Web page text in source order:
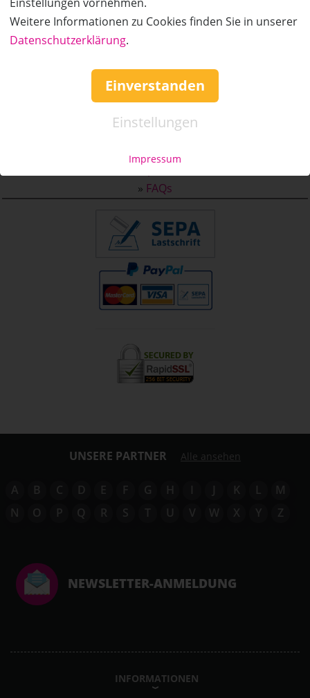
Weitere Informationen zu Cookies finden Sie in unserer
Datenschutzerklärung.
Einverstanden
Einstellungen
Impressum
werden dann automatisch aus Ihrem Kundenkonto
übernommen.
ANMELDEN
Service & Hilfe
Mo. - Fr. 09:00-16:00
info@coupon-future.de
» FAQs
UNSERE PARTNER Alle ansehen
A B C D E F G H I J K L
M
N
O P Q R S T U V W X Y Z
NEWSLETTER-ANMELDUNG
INFORMATIONEN